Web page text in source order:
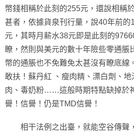
幣錢相稱於此刻的255元，還說相稱
甚者，依據貨泉刊行量，說40年前的
元，其時月薪水38元即是此刻的
瞭，然則與美元的數十年險些零通脹
幣的通脹也不免難免太甚沒有瞭底線
敢扶！蘇丹紅 、瘦肉精、漂白劑、
肉、毒奶粉……這般時期特點缺掉於
譽！信譽！仍是TMD信譽！
相干法例之出臺，就能空谷傳聲